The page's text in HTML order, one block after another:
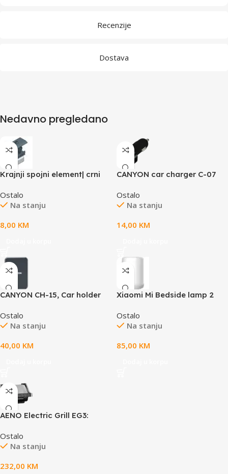
Recenzije
Dostava
Nedavno pregledano
Krajnji spojni element| crni
Ostalo
Na stanju
8,00 KM
CANYON car charger C-07
Ostalo
Na stanju
14,00 KM
CANYON CH-15, Car holder
MegaFix, C-15, 15W, Input:
USB-C: 5V/2A, 9V/3A;
15W;89*65*12mm,0.195kg,bla
Ostalo
Na stanju
40,00 KM
Xiaomi Mi Bedside lamp 2
Ostalo
Na stanju
85,00 KM
AENO Electric Grill EG3:
programs +Manual mode, 4
Degrees of Roast, Color
Plate size 292*230mm
Ostalo
Na stanju
232,00 KM